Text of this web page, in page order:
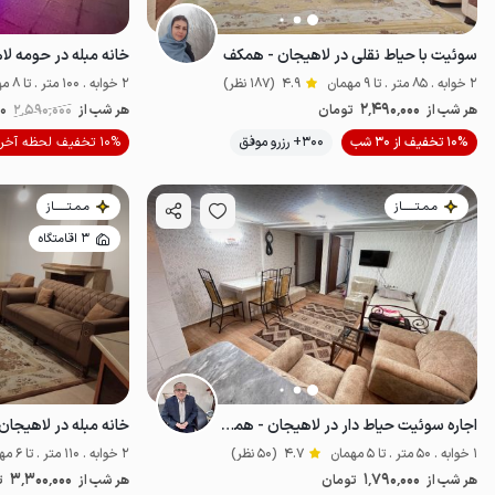
سوئیت با حیاط نقلی در لاهیجان - همکف
2 خوابه . 85 متر . تا 9 مهمان 4.9 (187 نظر)
هر شب از 2٬490٬000 تومان
10% تخفیف از 30 شب
300+ رزرو موفق خوش غذا
2 خوابه . 100 متر . تا 8 مهمان
هر شب از 2٬590٬000
10% تخفیف لحظه آخری
مـمـتــــــاز
اجاره سوئیت حیاط دار در لاهیجان - همکف
1 خوابه . 50 متر . تا 5 مهمان 4.7 (50 نظر)
هر شب از 1٬790٬000 تومان
مـمـتــــــاز
3 اقامتگاه
خانه مبله در
2 خوابه . 110 متر . تا 6 مهمان
هر شب از 3٬300٬000